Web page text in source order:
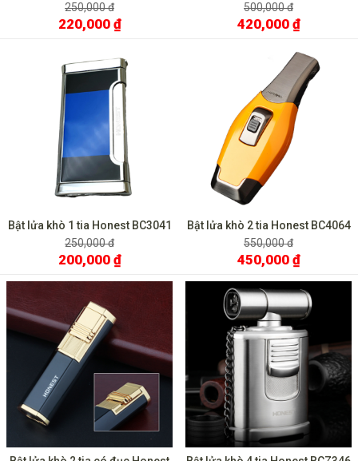
250,000 đ
220,000 ₫
500,000 đ
420,000 ₫
Bật lửa khò 1 tia Honest BC3041
250,000 đ
200,000 ₫
Bật lửa khò 2 tia Honest BC4064
550,000 đ
450,000 ₫